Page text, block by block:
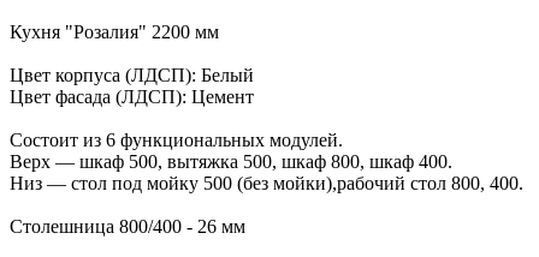
Кухня "Розалия" 2200 мм
Цвет корпуса (ЛДСП): Белый
Цвет фасада (ЛДСП): Цемент
Состоит из 6 функциональных модулей.
Верх — шкаф 500, вытяжка 500, шкаф 800, шкаф 400.
Низ — стол под мойку 500 (без мойки),рабочий стол 800, 400.
Столешница 800/400 - 26 мм